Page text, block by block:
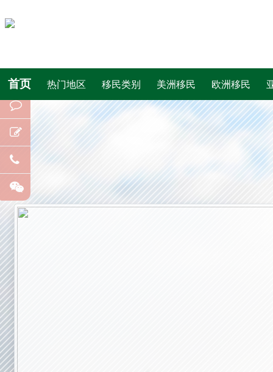
首页 热门地区 移民类别 美洲移民 欧洲移民